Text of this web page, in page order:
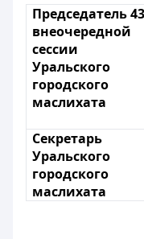
Председатель
внеочередной
сессии
Уральского
городского
маслихата
Секретарь
Уральского
городского
маслихата